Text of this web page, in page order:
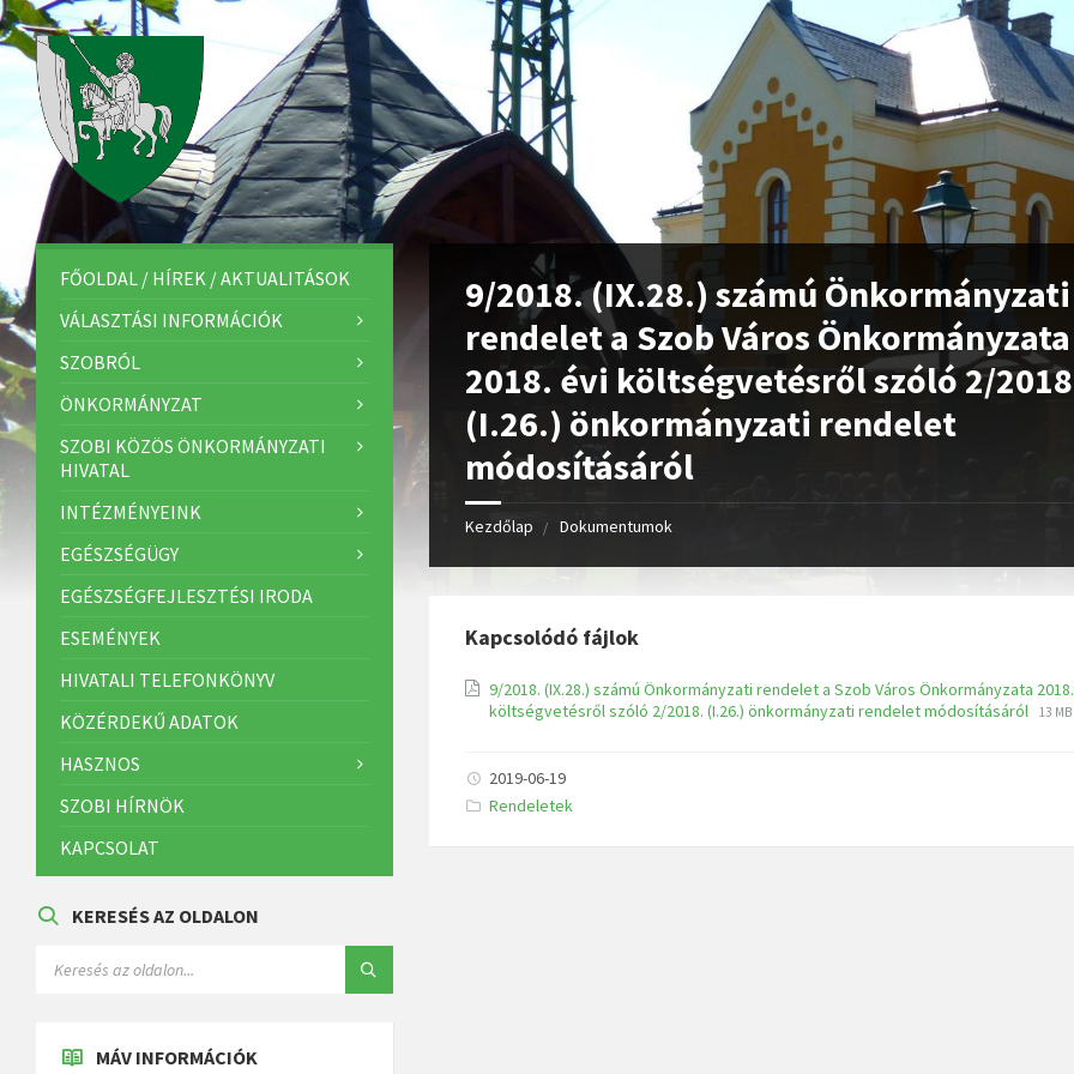
9/2018. (IX.28.) számú Önkormányzati
rendelet a Szob Város Önkormányzata
2018. évi költségvetésről szóló 2/
(I.26.) önkormányzati rendelet
módosításáról
Kezdőlap Dokumentumok
Kapcsolódó fájlok
9/2018. (IX.28.) számú Önkormányzati rendelet a Szob Város Önkormányzata
költségvetésről szóló 2/2018. (I.26.) önkormányzati rendelet módosításáról
13 MB
2019-06-19
K
Rendeletek
FŐOLDAL / HÍREK / AKTUALITÁSOK
VÁLASZTÁSI INFORMÁCIÓK
SZOBRÓL
ÖNKORMÁNYZAT
SZOBI KÖZÖS ÖNKORMÁNYZATI
HIVATAL
INTÉZMÉNYEINK
EGÉSZSÉGÜGY
EGÉSZSÉGFEJLESZTÉSI IRODA
ESEMÉNYEK
HIVATALI TELEFONKÖNYV
KÖZÉRDEKŰ ADATOK
HASZNOS
SZOBI HÍRNÖK
KAPCSOLAT
KERESÉS AZ OLDALON
MÁV INFORMÁCIÓK